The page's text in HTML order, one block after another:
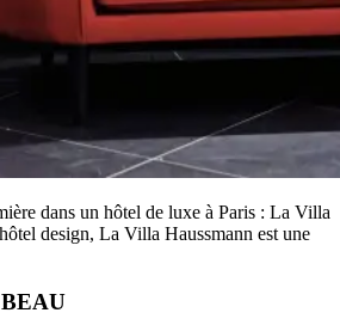
dans un hôtel de luxe à Paris : La Villa
design, La Villa Haussmann est une